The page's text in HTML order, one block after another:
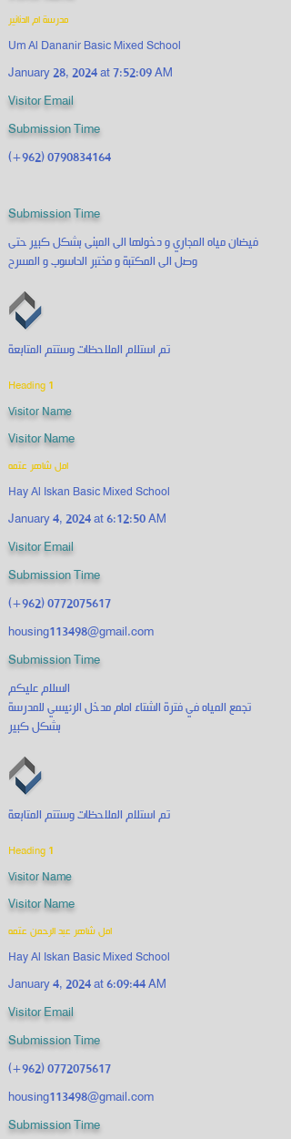
مدرسة ام الدنانير
Um Al Dananir Basic Mixed School
January 28, 2024 at 7:52:09 AM
Visitor Email
Submission Time
(+962)0790834164
Submission Time
فيضان مياه المجاري و دخولها الى المبنى بشكل كبير حتى
وصل الى المكتبة و مختبر الحاسوب و المسرح
تم استلام الملاحظات وستتم المتابعة
Heading 1
Visitor Name
Visitor Name
امل شاهر عتمه
Hay Al Iskan Basic Mixed School
January 4, 2024 at 6:12:50 AM
Visitor Email
Submission Time
(+962)0772075617
housing113498@gmail.com
Submission Time
السلام عليكم
تجمع المياه في فترة الشتاء امام مدخل الرئيسي للمدرسة
بشكل كبير
تم استلام الملاحظات وستتم المتابعة
Heading 1
Visitor Name
Visitor Name
امل شاهر عبد الرحمن عتمه
Hay Al Iskan Basic Mixed School
January 4, 2024 at 6:09:44 AM
Visitor Email
Submission Time
(+962)0772075617
housing113498@gmail.com
Submission Time